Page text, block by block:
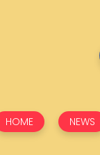
HOME NEWS